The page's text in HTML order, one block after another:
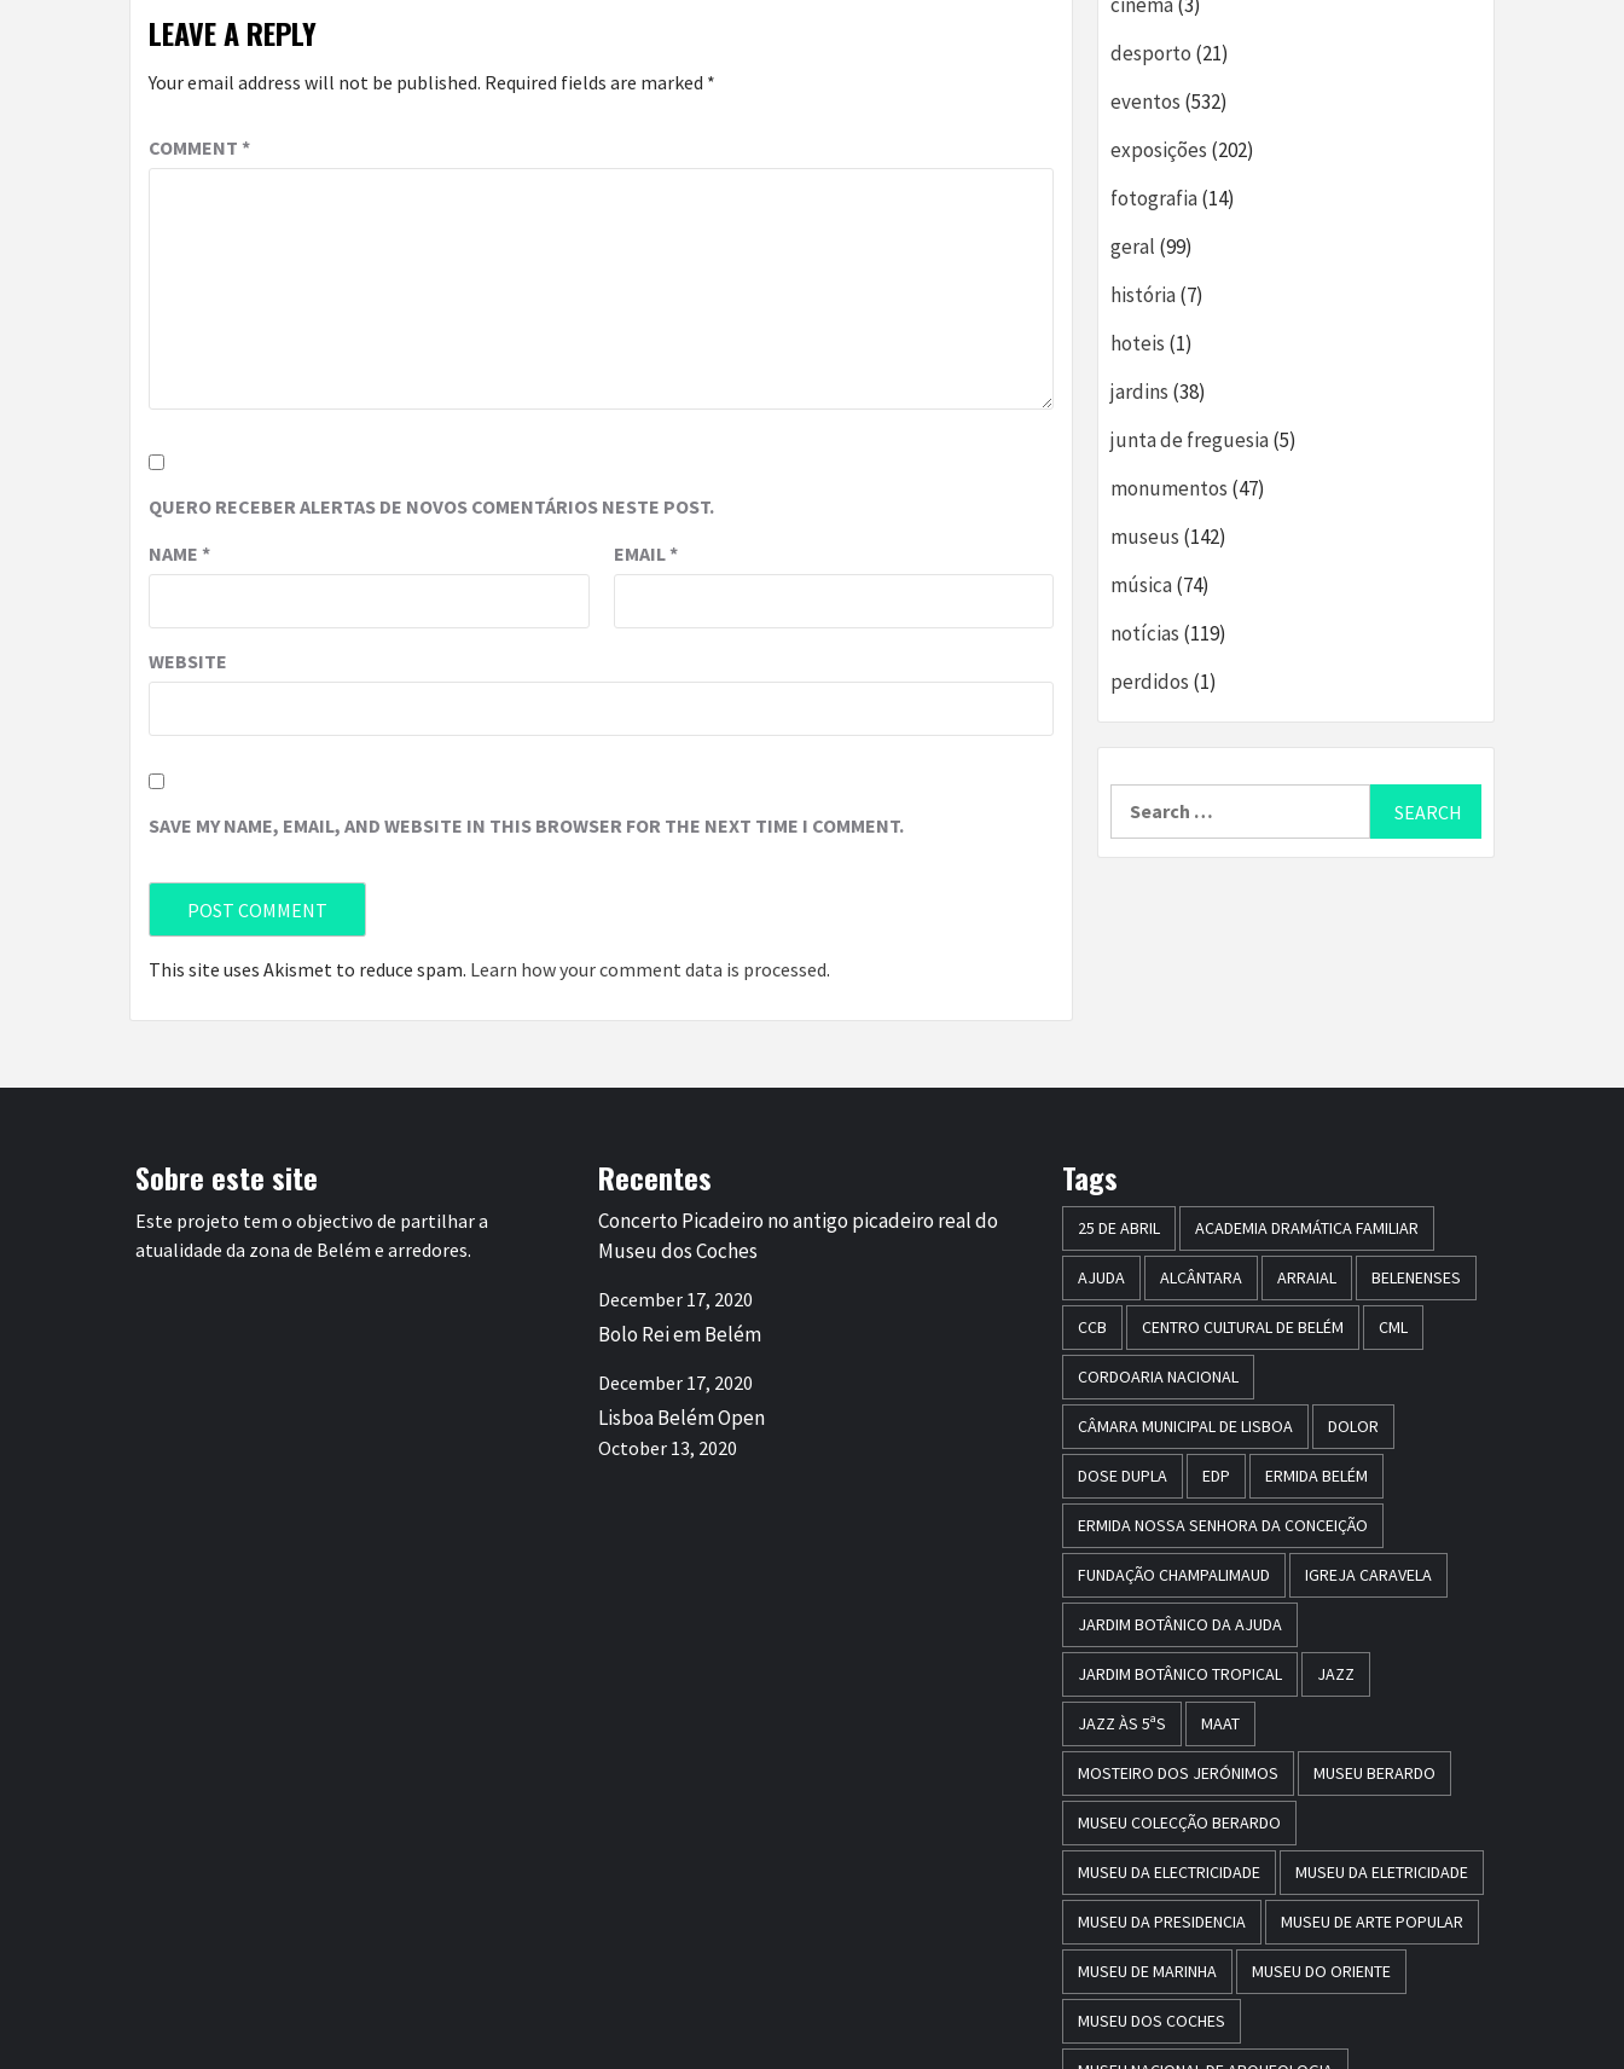
LEAVE A REPLY
Your email address will not be published. Required fields are marked *
COMMENT *
QUERO RECEBER ALERTAS DE NOVOS COMENTÁRIOS NESTE POST.
NAME * EMAIL*
WEBSITE
SAVE MY NAME, EMAIL, AND WEBSITE IN THIS BROWSER FOR THE NEXT TIME I COMMENT.
This site uses Akismet to reduce spam. Learn how your comment data is processed.
desporto (21)
eventos (532)
exposições (202)
fotografia(14)
geral (99)
história(7)
hoteis (1)
jardins (38)
junta de freguesia(5)
monumentos (47)
museus (142)
música(74)
notícias (119)
perdidos (1)
Sobre este site
Este projeto tem o objectivo de partilhar a
atualidade da zona de Belém e arredores.
Recentes
Concerto Picadeiro no antigo picadeiro real do
Museu dos Coches
December 17, 2020
Bolo Rei em Belém
December 17, 2020
Lisboa Belém Open
October 13, 2020
Tags
25 DE ABRIL ACADEMIA DRAMÁTICA FAMILIAR
AJUDA ALCÂNTARA ARRAIAL BELENENSES
CCB CENTRO CULTURAL DE BELÉM CML
CORDOARIA NACIONAL
CÂMARA MUNICIPAL DE LISBOA DOLOR
DOSE DUPLA EDP ERMIDA BELÉM
ERMIDA NOSSA SENHORA DA CONCEIÇÃO
FUNDAÇÃO CHAMPALIMAUD IGREJA CARAVELA
JARDIM BOTÂNICO DA AJUDA
JARDIM BOTÂNICO TROPICAL JAZZ
JAZZ ÀS 5ªS MAAT
MOSTEIRO DOS JERÓNIMOS MUSEU BERARDO
MUSEU COLECÇÃO BERARDO
MUSEU DA ELECTRICIDADE MUSEU DA ELETRICIDADE
MUSEU DA PRESIDENCIA MUSEU DE ARTE POPULAR
MUSEU DE MARINHA MUSEU DO ORIENTE
MUSEU DOS COCHES